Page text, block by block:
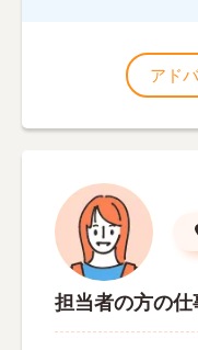
アド
担当者の方の仕